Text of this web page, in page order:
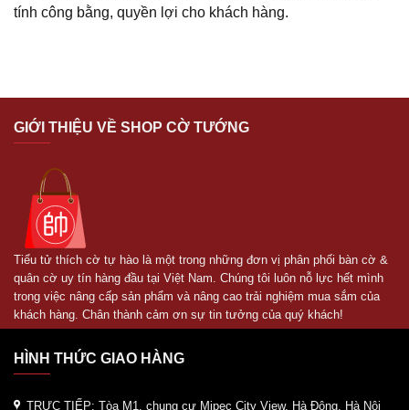
tính công bằng, quyền lợi cho khách hàng.
GIỚI THIỆU VỀ SHOP CỜ TƯỚNG
Tiểu tử thích cờ tự hào là một trong những đơn vị phân phối bàn cờ &
quân cờ uy tín hàng đầu tại Việt Nam. Chúng tôi luôn nỗ lực hết mình
trong việc nâng cấp sản phẩm và nâng cao trải nghiệm mua sắm của
khách hàng. Chân thành cảm ơn sự tin tưởng của quý khách!
HÌNH THỨC GIAO HÀNG
TRỰC TIẾP: Tòa M1, chung cư Mipec City View, Hà Đông, Hà Nội